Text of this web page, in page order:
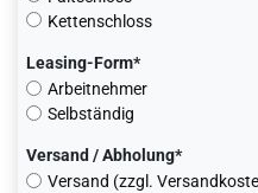
Kettenschloss
Leasing-Form*
Arbeitnehmer
Selbständig
Versand / Abholung*
Versand (zzgl.